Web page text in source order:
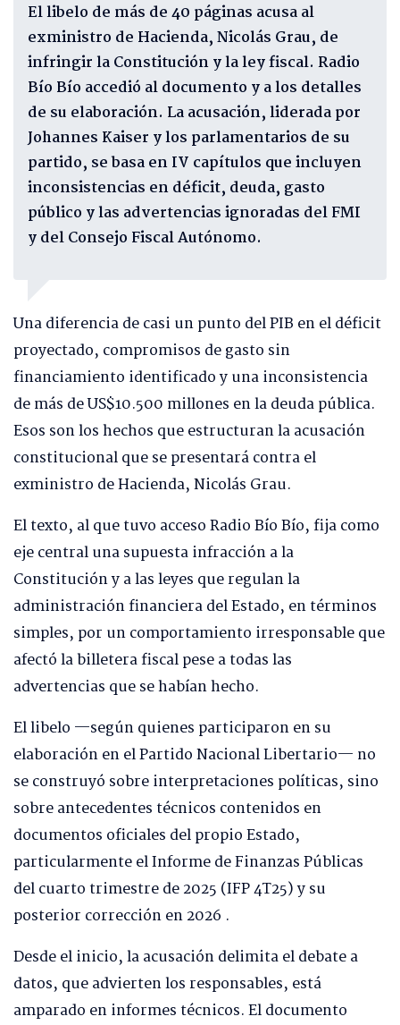
El libelo de más de 40 páginas acusa al
exministro de Hacienda, Nicolás Grau, de
infringir la Constitución y la ley fiscal. Radio
Bío Bío accedió al documento y a los detalles
de su elaboración. La acusación, liderada por
Johannes Kaiser y los parlamentarios de su
partido, se basa en IV capítulos que incluyen
inconsistencias en déficit, deuda, gasto
público y las advertencias ignoradas del FMI
y del Consejo Fiscal Autónomo.
Una diferencia de casi un punto del PIB en el déficit
proyectado, compromisos de gasto sin
financiamiento identificado y una inconsistencia
de más de US$10.500 millones en la deuda pública.
Esos son los hechos que estructuran la acusación
constitucional que se presentará contra el
exministro de Hacienda, Nicolás Grau.
El texto, al que tuvo acceso Radio Bío Bío, fija como
eje central una supuesta infracción a la
Constitución y a las leyes que regulan la
administración financiera del Estado, en términos
simples, por un comportamiento irresponsable que
afectó la billetera fiscal pese a todas las
advertencias que se habían hecho.
El libelo —según quienes participaron en su
elaboración en el Partido Nacional Libertario— no
se construyó sobre interpretaciones políticas, sino
sobre antecedentes técnicos contenidos en
documentos oficiales del propio Estado,
particularmente el Informe de Finanzas Públicas
del cuarto trimestre de 2025 (IFP 4T25) y su
posterior corrección en 2026 .
Desde el inicio, la acusación delimita el debate a
datos, que advierten los responsables, está
amparado en informes técnicos. El documento